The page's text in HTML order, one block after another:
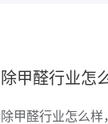
除甲醛行业怎
除甲醛行业怎么